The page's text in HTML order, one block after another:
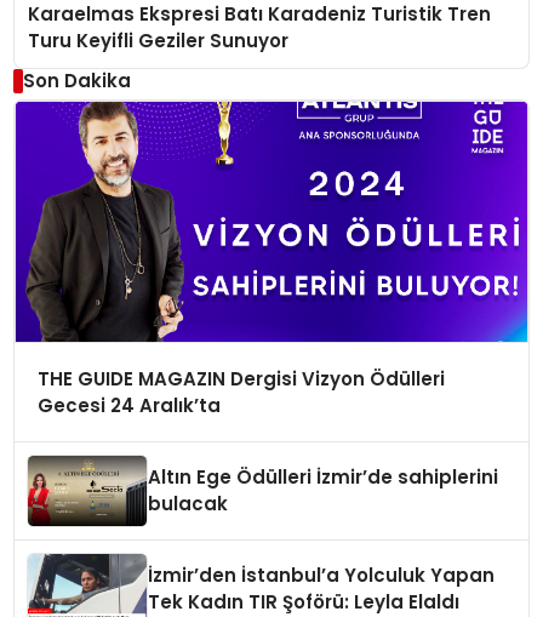
Karaelmas Ekspresi Batı Karadeniz Turistik Tren
Turu Keyifli Geziler Sunuyor
Son Dakika
THE GUIDE MAGAZIN Dergisi Vizyon Ödülleri
Gecesi 24 Aralık’ta
Altın Ege Ödülleri İzmir’de sahiplerini
bulacak
İzmir’den İstanbul’a Yolculuk Yapan
Tek Kadın TIR Şoförü: Leyla Elaldı